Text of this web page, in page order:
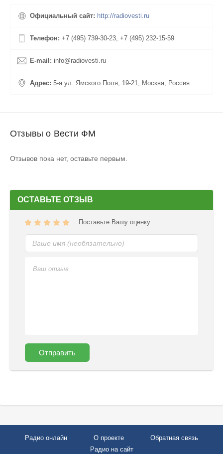
разбавляются вставками из популярных музыкальных треков.
Официальный сайт: http://radiovesti.ru
Телефон: +7 (495) 739-30-23, +7 (495) 232-15-59
E-mail: info@radiovesti.ru
Адрес: 5-я ул. Ямского Поля, 19-21, Москва, Россия
Отзывы о Вести ФМ
Отзывов пока нет, оставьте первым.
ОСТАВЬТЕ ОТЗЫВ
Поставьте Вашу оценку
Отправить
Радио онлайн О проекте
Обратная связь
Радио на сайт